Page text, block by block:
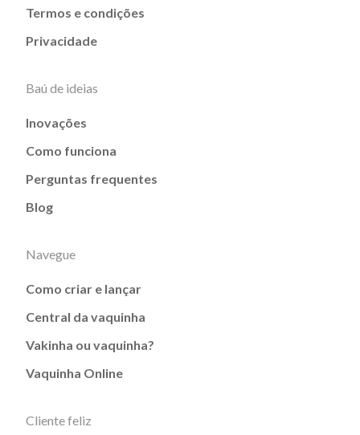
Termos e condições
Privacidade
Baú de ideias
Inovações
Como funciona
Perguntas frequentes
Blog
Navegue
Como criar e lançar
Central da vaquinha
Vakinha ou vaquinha?
Vaquinha Online
Cliente feliz